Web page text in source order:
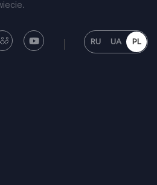
RU UA PL